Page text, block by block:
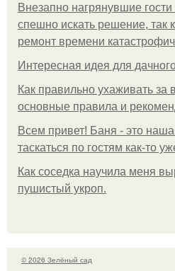
Внезапно нагрянувшие
спешно искать решение, так
ремонт времени
Интересная идея для
Как правильно ухаживать за
основные правила и
Всем привет! Баня - это наша
таскаться по гостям как-то
Как соседка научила меня
пушистый укроп.
© 2026 Зелёный сад